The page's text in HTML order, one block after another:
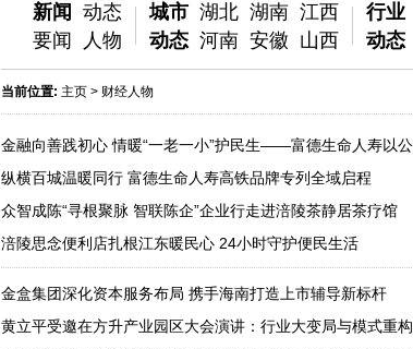
新闻
要闻
动态
人物
城市
动态
湖北 湖南 江西
河南 安徽 山西
行业
动态
当前位置: 主页 > 财经人物
金融向善践初心 情暖“一老一小”护民生——富德生命人寿以
纵横百城温暖同行 富德生命人寿高铁品牌专列全域启程
众智成陈“寻根聚脉 智联陈企”企业行走进涪陵茶静居茶疗馆
涪陵思念便利店扎根江东暖民心 24小时守护便民生活
金盒集团深化资本服务布局 携手海南打造上市辅导新标杆
黄立平受邀在方升产业园区大会演讲：行业大变局与模式重构